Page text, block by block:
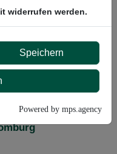
(Saarpfalz-
widerrufen werden.
Speichern
Powered by mps.agency